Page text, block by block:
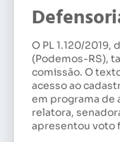
O PL 1.120/2019,
(Podemos-RS),
comissão. O
acesso ao
em programa de
relatora,
apresentou voto